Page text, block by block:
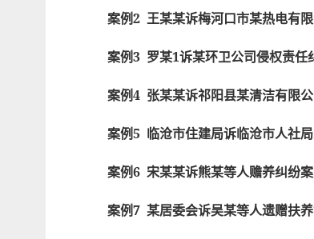
案例2 王某某诉梅河口市某热电有
案例3 罗某1诉某环卫公司侵权责任
案例4 张某某诉祁阳县某清洁有限
案例5 临沧市住建局诉临沧市人社
案例6 宋某某诉熊某等人赡养纠纷案
案例7 某居委会诉吴某等人遗赠扶